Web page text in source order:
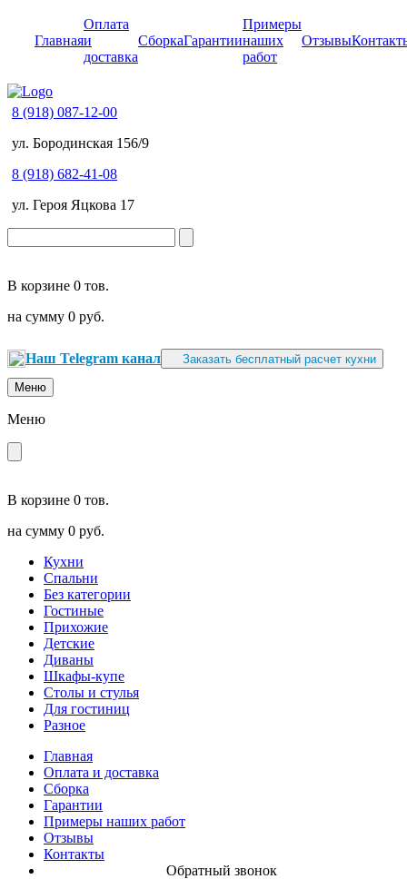
Главная
Оплата
и
доставка
СборкаГарантии
Примеры
наших
работ
Отзывы
8 (918) 087-12-00
ул. Бородинская 156/9
8 (918) 682-41-08
ул. Героя Яцкова 17
В корзине 0 тов.
на сумму 0 руб.
Наш Telegram канал Заказать бесплатный расчет кухни
Меню
Меню
В корзине 0 тов.
на сумму 0 руб.
Кухни
Спальни
Без категории
Гостиные
Прихожие
Детские
Диваны
Шкафы-купе
Столы и стулья
Для гостиниц
Разное
Главная
Оплата и доставка
Сборка
Гарантии
Примеры наших работ
Отзывы
Контакты
Обратный звонок